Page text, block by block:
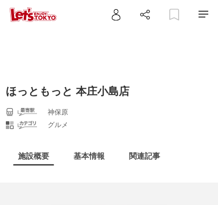
ほっともっと 本庄小島店
神保原
グルメ
施設概要 基本情報 関連記事